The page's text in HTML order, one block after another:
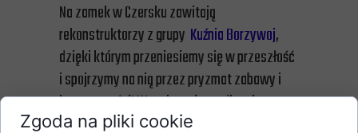
Na zamek w Czersku zawitają
rekonstruktorzy z grupy Kuźnia Borzywoj,
dzięki którym przeniesiemy się w przeszłość
i spojrzymy na nią przez pryzmat zabawy i
kreatywności! Wszak nasi przodkowie,
podobnie jak my, mimo trudów codziennego
Zgoda na pliki cookie